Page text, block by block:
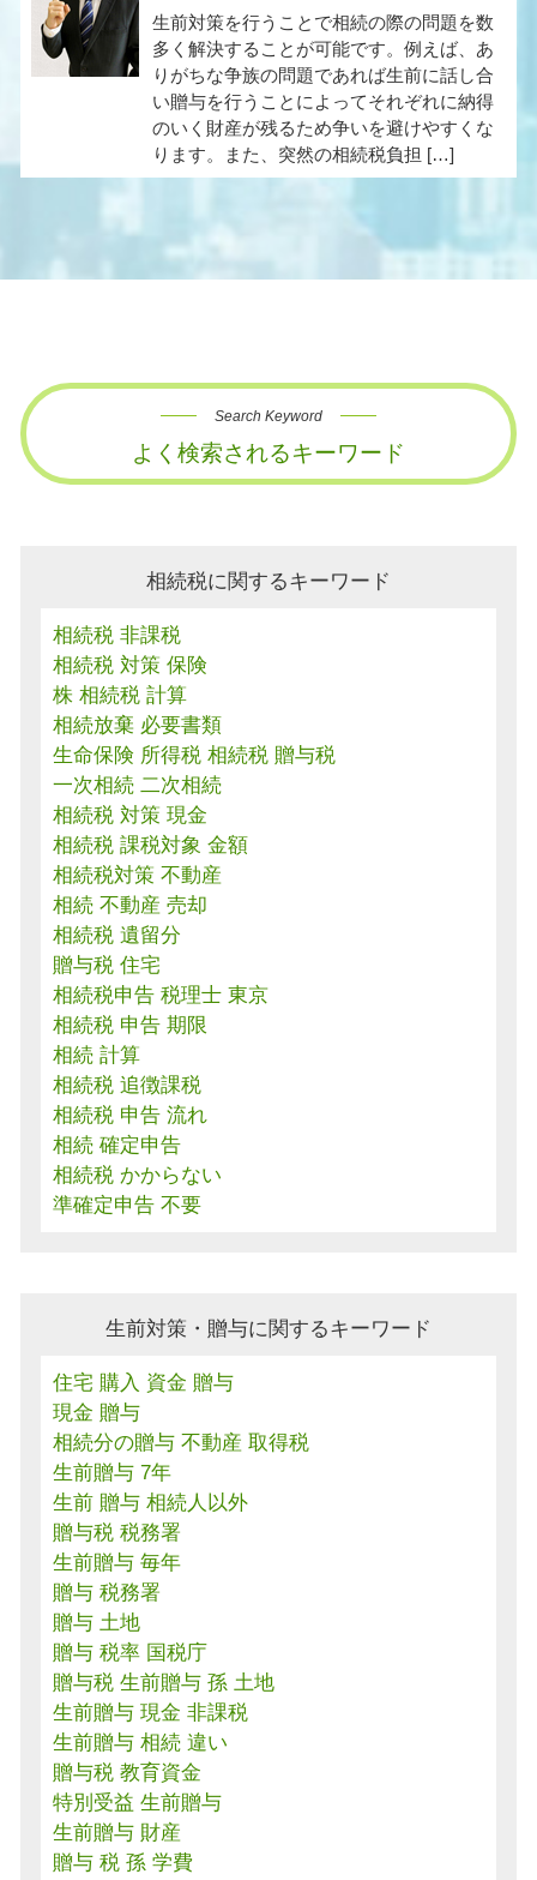
生前対策を行うことで相続の際の問題を数
多く解決することが可能です。例えば、あ
りがちな争族の問題であれば生前に話し合
い贈与を行うことによってそれぞれに納得
のいく財産が残るため争いを避けやすくな
ります。また、突然の相続税負担 […]
Search Keyword
よく検索されるキーワード
相続税に関するキーワード
相続税 非課税
相続税 対策 保険
株 相続税 計算
相続放棄 必要書類
生命保険 所得税 相続税 贈与税
一次相続 二次相続
相続税 対策 現金
相続税 課税対象 金額
相続税対策 不動産
相続 不動産 売却
相続税 遺留分
贈与税 住宅
相続税申告 税理士 東京
相続税 申告 期限
相続 計算
相続税 追徴課税
相続税 申告 流れ
相続 確定申告
相続税 かからない
準確定申告 不要
生前対策・贈与に関するキーワード
住宅 購入 資金 贈与
現金 贈与
相続分の贈与 不動産 取得税
生前贈与 7年
生前 贈与 相続人以外
贈与税 税務署
生前贈与 毎年
贈与 税務署
贈与 土地
贈与 税率 国税庁
贈与税 生前贈与 孫 土地
生前贈与 現金 非課税
生前贈与 相続 違い
贈与税 教育資金
特別受益 生前贈与
生前贈与 財産
贈与 税 孫 学費